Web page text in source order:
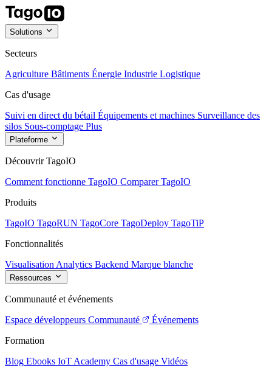
Solutions
Secteurs
Agriculture Bâtiments Énergie Industrie Logistique
Cas d'usage
Suivi en direct du bétail Équipements et machines Surveillance des
silos Sous-comptage Plus
Plateforme
Découvrir TagoIO
Comment fonctionne TagoIO Comparer TagoIO
Produits
TagoIO TagoRUN TagoCore TagoDeploy TagoTiP
Fonctionnalités
Visualisation Analytics Backend Marque blanche
Ressources
Communauté et événements
Espace développeurs Communauté
Événements
Formation
Blog Ebooks IoT Academy Cas d'usage Vidéos